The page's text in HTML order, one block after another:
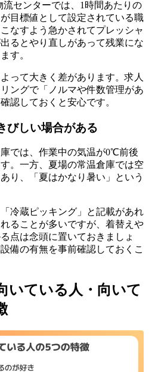
センターでは、1時間あたりの
目標値として設定されている職
なすよう急かされてプレッシャ
るとやり直しがあって残業にな
す。
って大きく差があります。求人
ングで「ノルマや件数管理があ
認しておくと安心です。
びしい場合がある
では、作業中の気温が0℃前後
。一方、夏場の常温倉庫では空
り、「夏はかなり暑い」という
冷蔵ピッキング」と記載があれ
ることが多いですが、着替えや
点は念頭に置いておきましょ
備の有無を事前確認しておくこ
いている人・向いて